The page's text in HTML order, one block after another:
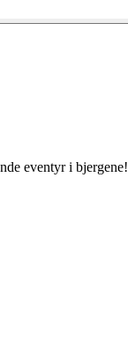
eventyr i bjergene!